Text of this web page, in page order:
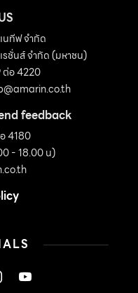
อย่างทั่วถึง ผ่านช่องเปิด
บวิวสระว่ายน้ำด้านหน้า
ฝั่ง […]
นทีฟ จำกัด
รชั่นส์ จำกัด (มหาชน)
ต่อ 4220
feedback
4180
- 18.00 น)